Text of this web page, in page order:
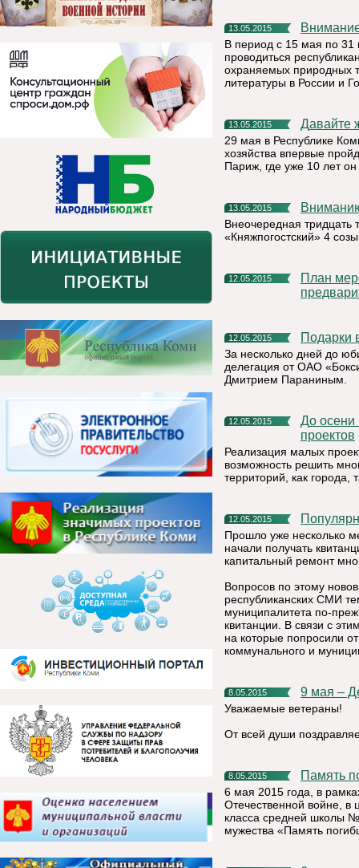
13.05.2015
В период с 15 мая по 31
проводиться
охраняемых природных
литературы в России и
13.05.2015
29 мая в Республике
хозяйства впервые
Париж, где уже 10 лет
13.05.2015
Внеочередная тридцать
«Княжпогостский» 4
12.05.2015
План мероприятий на 16 мая 2015 года в рамках
12.05.2015
За несколько дней до
делегация от ОАО
Дмитрием Параниным.
12.05.2015
До осени в муниципалитете будет реализовано семь малых
проектов
Реализация малых
возможность решить
территорий, как города,
12.05.2015
Прошло уже несколько
начали получать
капитальный ремонт
Вопросов по этому
республиканских СМИ
муниципалитета по-
квитанции. В связи с
на которые попросили
коммунального и
8.05.2015 9 мая –
Уважаемые ветераны!
От всей души
8.05.2015 Память
6 мая 2015 года, в
Отечественной войне, в
класса средней школы
мужества «Память